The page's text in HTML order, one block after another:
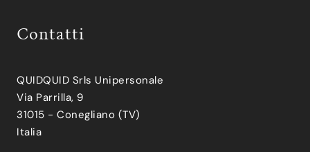
Contatti
QUIDQUID Srls Unipersonale
Via Parrilla, 9
31015 - Conegliano (TV)
Italia